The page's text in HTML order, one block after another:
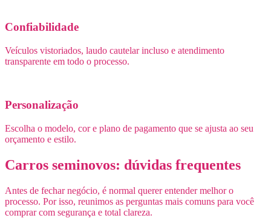
Confiabilidade
Veículos vistoriados, laudo cautelar incluso e atendimento
transparente em todo o processo.
Personalização
Escolha o modelo, cor e plano de pagamento que se ajusta ao seu
orçamento e estilo.
Carros seminovos: dúvidas frequentes
Antes de fechar negócio, é normal querer entender melhor o
processo. Por isso, reunimos as perguntas mais comuns para você
comprar com segurança e total clareza.